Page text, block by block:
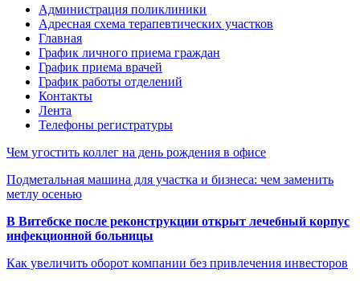
Администрация поликлиники
Адресная схема терапевтических участков
Главная
График личного приема граждан
График приема врачей
График работы отделений
Контакты
Лента
Телефоны регистратуры
Чем угостить коллег на день рождения в офисе
Подметальная машина для участка и бизнеса: чем заменить
метлу осенью
В Витебске после реконструкции открыт лечебный корпус
инфекционной больницы
Как увеличить оборот компании без привлечения инвесторов